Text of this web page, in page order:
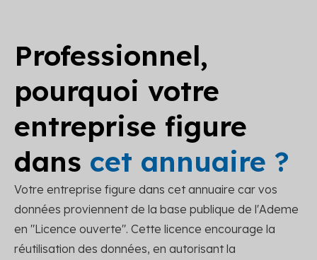
Professionnel,
pourquoi votre
entreprise figure
dans cet annuaire ?
Votre entreprise figure dans cet annuaire car vos
données proviennent de la base publique de l'Ademe
en "Licence ouverte". Cette licence encourage la
réutilisation des données, en autorisant la